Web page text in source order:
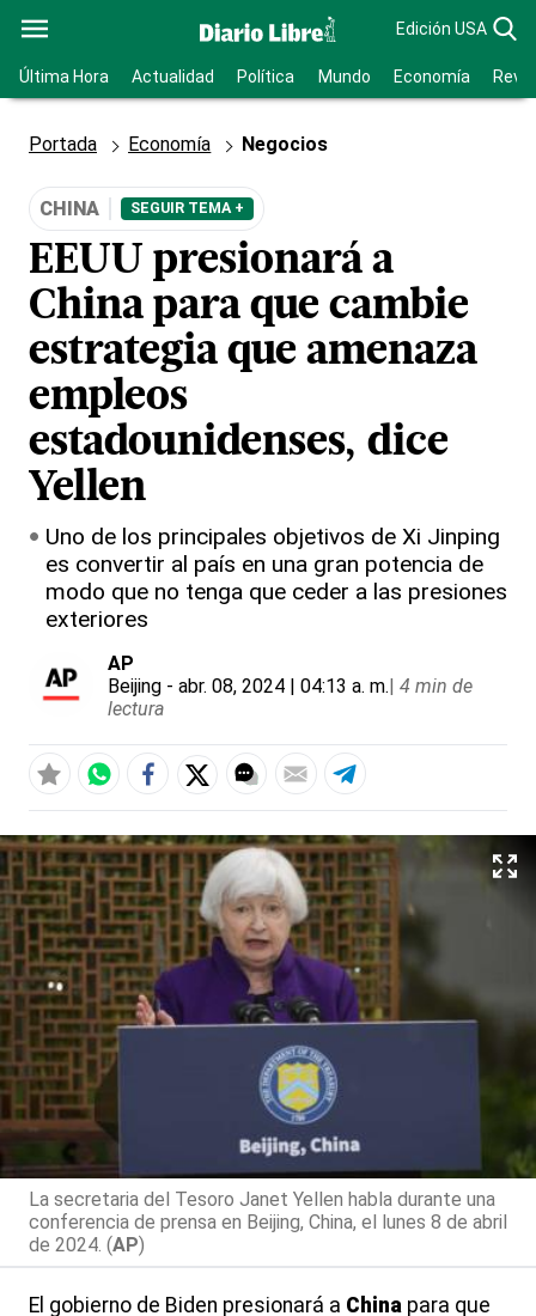
Edición USA
Última Hora Actualidad Política Mundo Economía
Portada Economía Negocios
CHINA SEGUIR TEMA +
EEUU presionará a
China para que cambie
estrategia que amenaza
empleos
estadounidenses, dice
Yellen
Uno de los principales objetivos de Xi Jinping
es convertir al país en una gran potencia de
modo que no tenga que ceder a las presiones
exteriores
AP
Beijing - abr. 08, 2024 | 04:13 a. m.| 4 min de
lectura
La secretaria del Tesoro Janet Yellen habla durante una
conferencia de prensa en Beijing, China, el lunes 8 de abril
de 2024. (AP)
El gobierno de Biden presionará a China para que